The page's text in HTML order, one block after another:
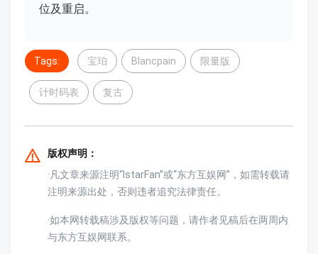
位及重启。
Tags: 宝珀 Blancpain 限量版
计时码表 复古
版权声明：
·凡文章来源注明“IstarFan”或“东方互娱网”，如需转载请
注明来源出处，否则违者追究法律责任。
·如本网转载稿涉及版权等问题，请作者见稿后在两周内
与东方互娱网联系。